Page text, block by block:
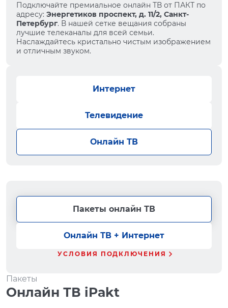
Подключайте премиальное онлайн ТВ от ПАКТ по
адресу: Энергетиков проспект, д. 11/2, Санкт-
Петербург. В нашей сетке вещания собраны
лучшие телеканалы для всей семьи.
Наслаждайтесь кристально чистым изображением
и отличным звуком.
Интернет
Телевидение
Онлайн ТВ
Пакеты онлайн ТВ
Онлайн ТВ + Интернет
УСЛОВИЯ ПОДКЛЮЧЕНИЯ
Пакеты
Онлайн ТВ iPakt